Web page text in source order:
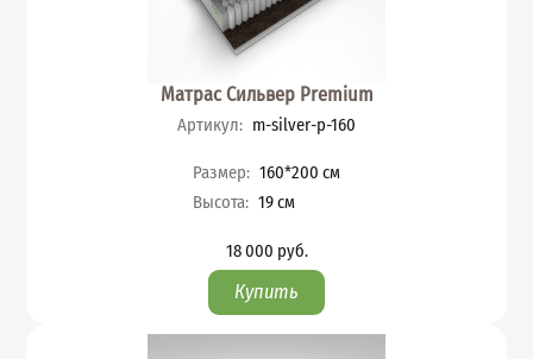
Матрас Сильвер Premium
Артикул: m-silver-p-160
Характеристики
Размер: 160*200 см
Высота: 19см
Цена
18 000 руб.